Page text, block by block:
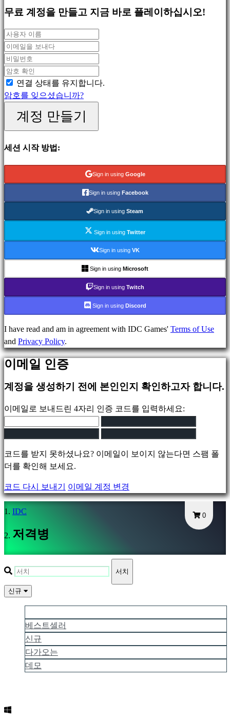
게
임
MMO
게
임
스
RPG
게
스
포
츠
임
게
games
Indie
games
Puzzle
games
Fighting
games
모
회
Gameplays
게
임
내
이
벤
트
뉴
스
어
가
이
드
무료 계정을 만들고 지금 바로 플레이하십시오!
연결 상태를 유지합니다.
암호를 잊으셨습니까?
계정 만들기
세션 시작 방법:
Sign in using Google
Sign in using Facebook
Sign in using Steam
Sign in using Twitter
Sign in using VK
Sign in using Microsoft
Sign in using Twitch
Sign in using Discord
I have read and am in agreement with IDC Games' Terms of Use
and Privacy Policy.
이메일 인증
계정을 생성하기 전에 본인인지 확인하고자 합니다.
이메일로 보내드린 4자리 인증 코드를 입력하세요:
코드를 받지 못하셨나요? 이메일이 보이지 않는다면 스팸 폴
더를 확인해 보세요.
코드 다시 보내기 이메일 계정 변경
0
IDC
저격병
서치
신규
베스트셀러
신규
다가오는
데모